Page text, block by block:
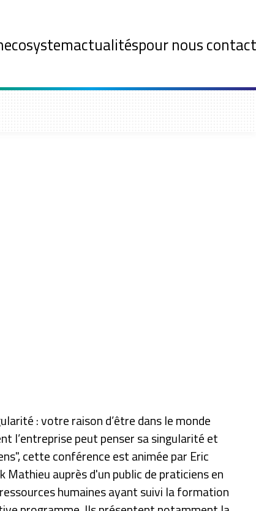
ecosystemactualitéspour nous
: votre raison d’être dans le monde
l’entreprise peut penser sa singularité et
cette conférence est animée par Eric
Mathieu auprès d'un public de praticiens en
humaines ayant suivi la formation